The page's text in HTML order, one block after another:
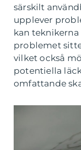
särskilt
upplever
kan
problemet
vilket också
potentiella
omfattande